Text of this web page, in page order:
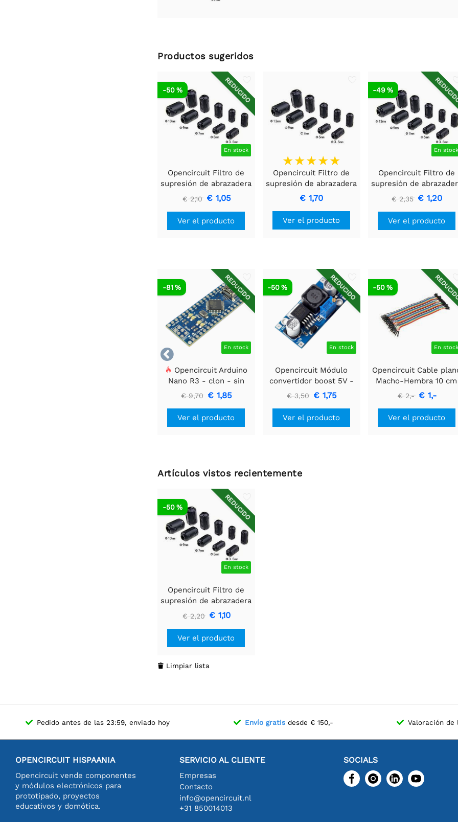
Productos sugeridos
REDUCIDO
En stock
-50 %
Opencircuit Filtro de
supresión de abrazadera
de ferrita de 3,5 mm
€ 2,10 € 1,05
Ver el producto
Opencircuit Filtro de
supresión de abrazadera
de ferrita de 5 mm
€ 1,70
Ver el producto
En stock
-49 %
Opencircuit Filtro de
supresión de
de ferrita de 7 mm
€ 2,35 € 1,20
Ver el producto

REDUCIDO
En stock
-81 %
Opencircuit Arduino
Nano R3 - clon - sin
encabezados
€ 9,70 € 1,85
Ver el producto
REDUCIDO
En stock
-50 %
Opencircuit Módulo
convertidor boost 5V -
35V XL6009
€ 3,50 € 1,75
Ver el producto
En stock
-50 %
Opencircuit Cable
Macho-Hembra 10 cm
40 piezas
€ 2,- € 1,-
Ver el producto
Artículos vistos recientemente
REDUCIDO
En stock
-50 %
Opencircuit Filtro de
supresión de abrazadera
de ferrita de 9 mm
€ 2,20 € 1,10
Ver el producto
 Limpiar lista
Pedido antes de las 23:59, enviado hoy Envío gratisdesde € 150,- Valoración
OPENCIRCUIT HISPAANIA
Opencircuit vende componentes
y módulos electrónicos para
prototipado, proyectos
educativos y domótica.
SERVICIO AL CLIENTE
Empresas
Contacto
info@opencircuit.nl
+31 850014013
SOCIALS